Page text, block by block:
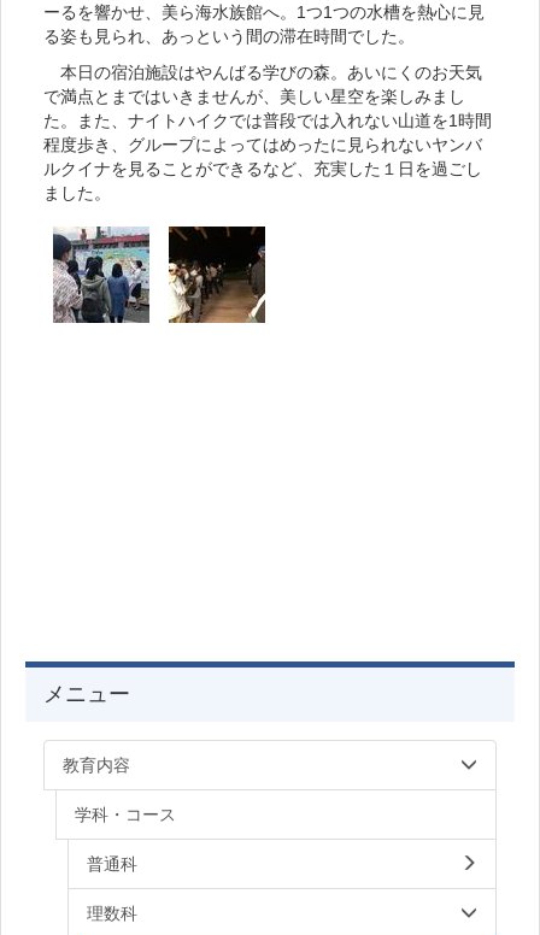
ーるを響かせ、美ら海水族館へ。1つ1つの水槽を熱心に見
る姿も見られ、あっという間の滞在時間でした。
本日の宿泊施設はやんばる学びの森。あいにくのお天気
で満点とまではいきませんが、美しい星空を楽しみまし
た。また、ナイトハイクでは普段では入れない山道を1時間
程度歩き、グループによってはめったに見られないヤンバ
ルクイナを見ることができるなど、充実した１日を過ごし
ました。
メニュー
教育内容
学科・コース
普通科
理数科